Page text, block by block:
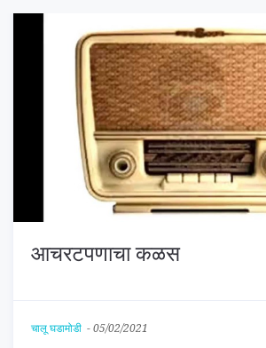
आचरटपणाचा कळस
चालू घडामोडी - 05/02/2021